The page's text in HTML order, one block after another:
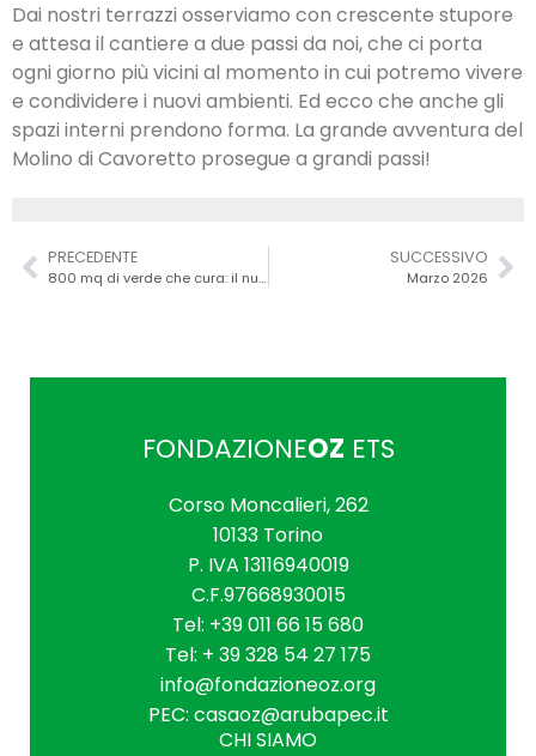
Dai nostri terrazzi osserviamo con crescente stupore
e attesa il cantiere a due passi da noi, che ci porta
ogni giorno più vicini al momento in cui potremo vivere
e condividere i nuovi ambienti. Ed ecco che anche gli
spazi interni prendono forma. La grande avventura del
Molino di Cavoretto prosegue a grandi passi!
PRECEDENTE
800 mq di verde che cura: il nuovo orto di CasaOz
SUCCESSIVO
Marzo 2026
FONDAZIONEOZ ETS
Corso Moncalieri, 262
10133 Torino
P. IVA 1311694­0019
C.F.97668930015
Tel: +39 011 66 15 680
Tel: + 39 328 54 27 175
info@fondazioneoz.org
PEC: casaoz@arubapec.it
CHI SIAMO